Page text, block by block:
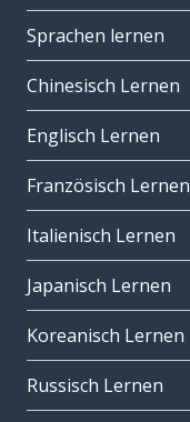
Sprachen lernen
Chinesisch Lernen
Englisch Lernen
Französisch Lernen
Italienisch Lernen
Japanisch Lernen
Koreanisch Lernen
Russisch Lernen